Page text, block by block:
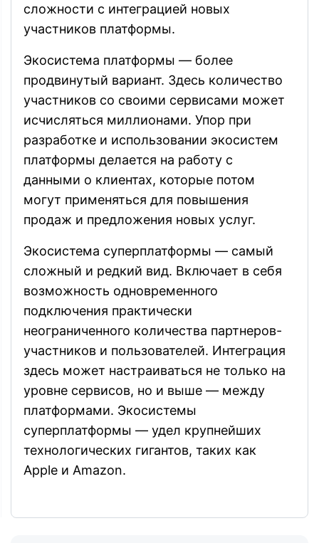
сложности с интеграцией новых
участников платформы.
Экосистема платформы — более
продвинутый вариант. Здесь количество
участников со своими сервисами может
исчисляться миллионами. Упор при
разработке и использовании экосистем
платформы делается на работу с
данными о клиентах, которые потом
могут применяться для повышения
продаж и предложения новых услуг.
Экосистема суперплатформы — самый
сложный и редкий вид. Включает в себя
возможность одновременного
подключения практически
неограниченного количества партнеров-
участников и пользователей. Интеграция
здесь может настраиваться не только на
уровне сервисов, но и выше — между
платформами. Экосистемы
суперплатформы — удел крупнейших
технологических гигантов, таких как
Apple и Amazon.